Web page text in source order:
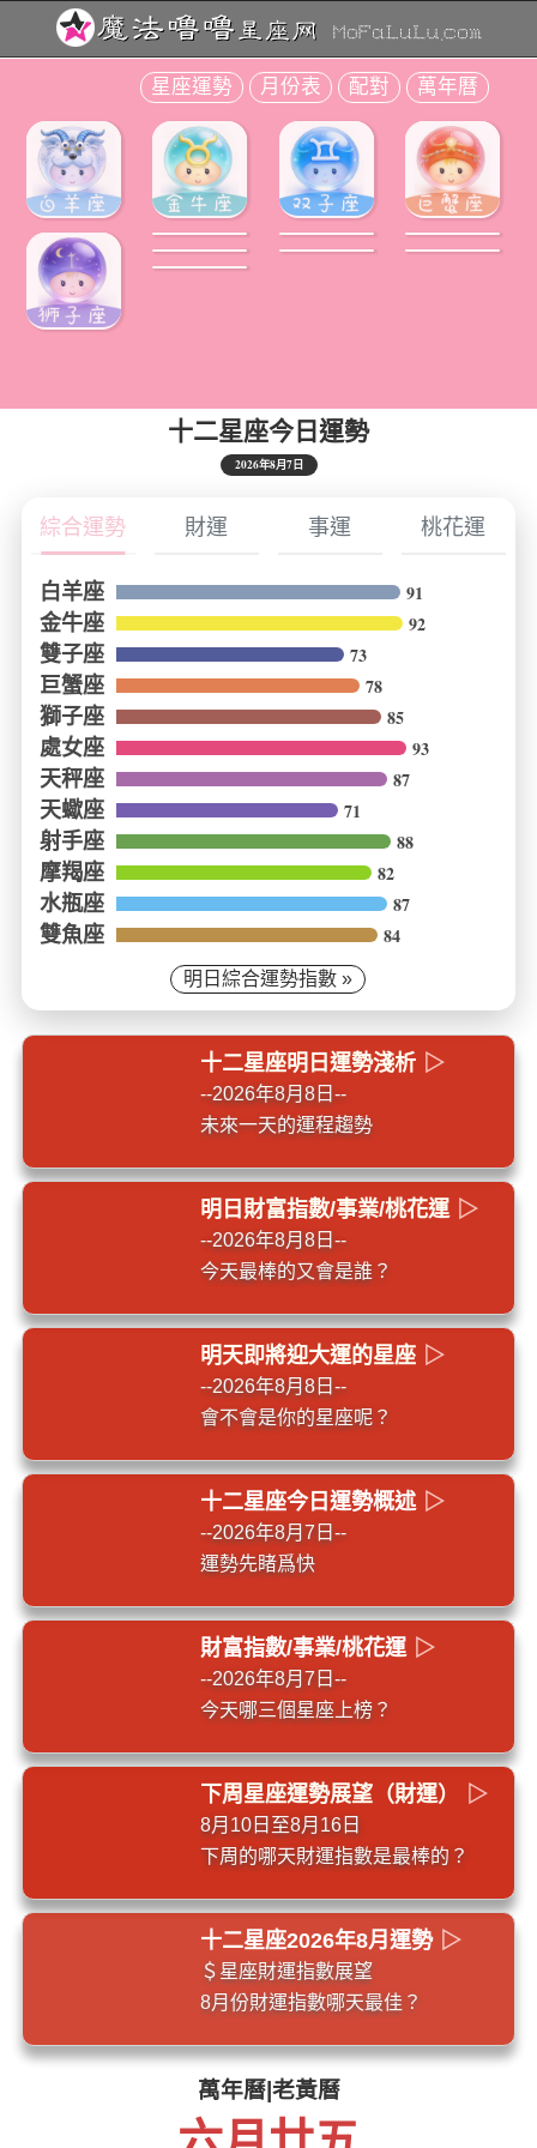
星座運勢 月份表 配對 萬年曆
十二星座今日運勢
2026年8月7日
綜合運勢 財運 事運 桃花運
白羊座 91
金牛座 92
雙子座 73
巨蟹座 78
獅子座 85
處女座 93
天秤座 87
天蠍座 71
射手座 88
摩羯座 82
水瓶座 87
雙魚座 84
明日綜合運勢指數 »
十二星座明日運勢淺析 ▷
--2026年8月8日--
未來一天的運程趨勢
明日財富指數/事業/桃花運 ▷
--2026年8月8日--
今天最棒的又會是誰？
明天即將迎大運的星座 ▷
--2026年8月8日--
會不會是你的星座呢？
十二星座今日運勢概述 ▷
--2026年8月7日--
運勢先睹爲快
財富指數/事業/桃花運 ▷
--2026年8月7日--
今天哪三個星座上榜？
下周星座運勢展望（財運） ▷
8月10日至8月16日
下周的哪天財運指數是最棒的？
十二星座2026年8月運勢 ▷
＄星座財運指數展望
8月份財運指數哪天最佳？
萬年曆|老黃曆